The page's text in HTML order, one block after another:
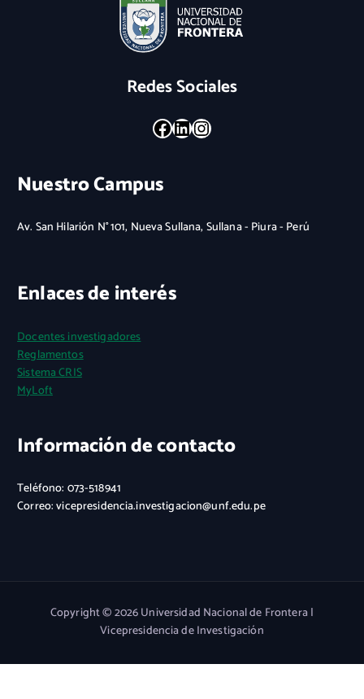
Redes Sociales
Facebook LinkedIn Instagram
Nuestro Campus
Av. San Hilarión N° 101, Nueva Sullana, Sullana - Piura - Perú
Enlaces de interés
Docentes investigadores
Reglamentos
Sistema CRIS
MyLoft
Información de contacto
Teléfono: 073-518941
Correo: vicepresidencia.investigacion@unf.edu.pe
Copyright © 2026 Universidad Nacional de Frontera |
Vicepresidencia de Investigación